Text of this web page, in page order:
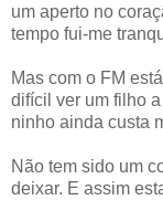
um aperto no
tempo fui-me
Mas com o FM
difícil ver um filho
ninho ainda custa
Não tem sido um
deixar. E assim